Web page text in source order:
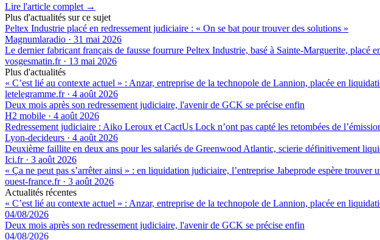
Lire l'article complet →
Plus d'actualités sur ce sujet
Peltex Industrie placé en redressement judiciaire : « On se bat pour trouver des solutions »
Magnumlaradio · 31 mai 2026
Le dernier fabricant français de fausse fourrure Peltex Industrie, basé à Sainte-Marguerite, placé
vosgesmatin.fr· 13 mai 2026
Plus d'actualités
« C’est lié au contexte actuel » : Anzar, entreprise de la technopole de Lannion, placée en
letelegramme.fr· 4 août 2026
Deux mois après son redressement judiciaire, l'avenir de GCK se précise enfin
H2 mobile · 4 août 2026
Redressement judiciaire : Aiko Leroux et CactUs Lock n’ont pas capté les retombées de
Lyon-decideurs · 4 août 2026
Deuxième faillite en deux ans pour les salariés de Greenwood Atlantic, scierie définitivement
Ici.fr· 3 août 2026
« Ça ne peut pas s’arrêter ainsi » : en liquidation judiciaire, l’entreprise Jabeprode espère trouver
ouest-france.fr· 3 août 2026
Actualités récentes
« C’est lié au contexte actuel » : Anzar, entreprise de la technopole de Lannion, placée en
04/08/2026
Deux mois après son redressement judiciaire, l'avenir de GCK se précise enfin
04/08/2026